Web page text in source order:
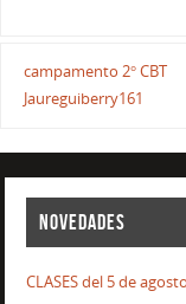
campamento 2° CBT
Jaureguiberry161
NOVEDADES
CLASES del 5 de agosto